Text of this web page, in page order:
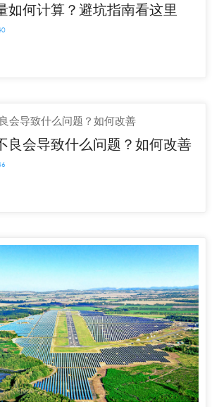
如何计算？避坑指南看这里
良会导致什么问题？如何改善